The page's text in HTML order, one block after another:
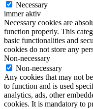
Necessary
immer aktiv
Necessary cookies are
function properly. This
basic functionalities and
cookies do not store any
Non-necessary
Non-necessary
Any cookies that may not
to function and is used
analytics, ads, other
cookies. It is mandatory to